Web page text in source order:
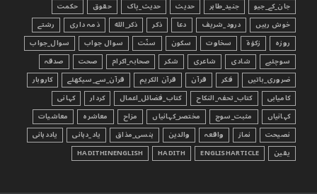
جان_کے_جیو
جنید_طاہر حدیث حدیث_پاک حقوق
حکمت
خوش رہیں
درود_شریف دعا ذکر ذکر_الله ذمہ داری
رشتے
روزہ
زکوٰۃ سخاوت سکون سنّت سوال جواب
سوال_جواب
سوچئیے
شادی شاعری شکر صحابہ_اکرام صحت
صدقہ
ضروری_باتیں
فکر قرآن قرآن الکریم قرآن_سے_سیکھئے
کاروبار
کامیابی
کتاب_تحفہ_النکاح کتاب_فضائل_اعمال کردار
کہانی
کہانیاں
مثبت_سوچ مختصر_کہانیاں مزاح معاشرہ
معاشیات
نصیحت
نماز واقعہ والدین ہنسی_مذاق یاد_دہانی
یاددہانی
یقین
ENGLISHARTICLE
HADITH
HADITHINENGLISH